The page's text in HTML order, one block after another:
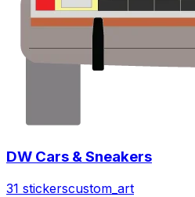
DW Cars & Sneakers
31 stickerscustom_art